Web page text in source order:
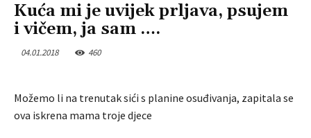
Kuća mi je uvijek prljava, psujem
i vičem, ja sam ….
04.01.2018 460
Možemo li na trenutak sići s planine osuđivanja, zapitala se
ova iskrena mama troje djece